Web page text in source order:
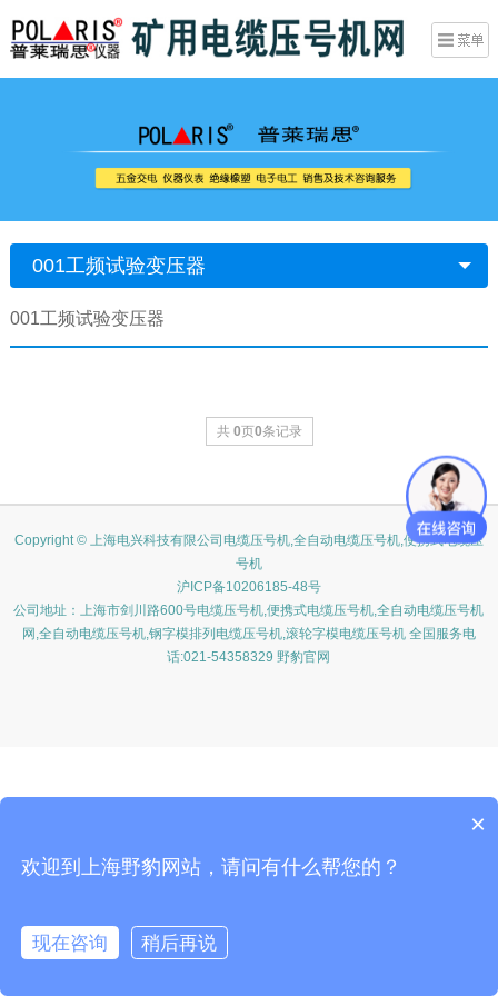
001工频试验变压器
001工频试验变压器
共0页0条记录
Copyright © 上海电兴科技有限公司电缆压号机,全自动电缆压号机,便携式电缆压
号机
沪ICP备10206185-48号
公司地址：上海市剑川路600号电缆压号机,便携式电缆压号机,全自动电缆压号机
网,全自动电缆压号机,钢字模排列电缆压号机,滚轮字模电缆压号机 全国服务电
话:021-54358329 野豹官网
×
欢迎到上海野豹网站，请问有什么帮您的？
现在咨询
稍后再说
在线咨询